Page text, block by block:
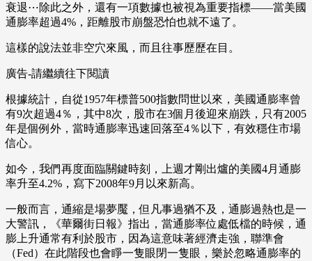
衰退⋯除此之外，還有一項數據也被視為重要指標——當美國
通膨率超過4%，距離股市崩盤恐怕也就不遠了。
這樣的說法並非空穴來風，而且往事歷歷在目。
廣告-請繼續往下閱讀
根據統計，自從1957年標普500指數問世以來，美國通膨率曾
有9次超過4％，其中8次，股市在3個月後迎來崩跌，只有2005
年是個例外，當時通膨率迅速回落至4％以下，有效穩住市場
信心。
如今，我們再度面臨關鍵時刻，上週才剛出爐的美國4月通膨
率升至4.2%，寫下2008年9月以來新高。
一般而言，通縮是場夢魘，但凡事過猶不及，通膨過熱也是一
大警訊，《華爾街日報》指出，當通膨率位處低檔的時候，通
膨上升通常有利於股市，因為這意味著經濟走強，聯準會
（Fed）在此階段也會睜一隻眼閉一隻眼，樂於忽略通膨率的